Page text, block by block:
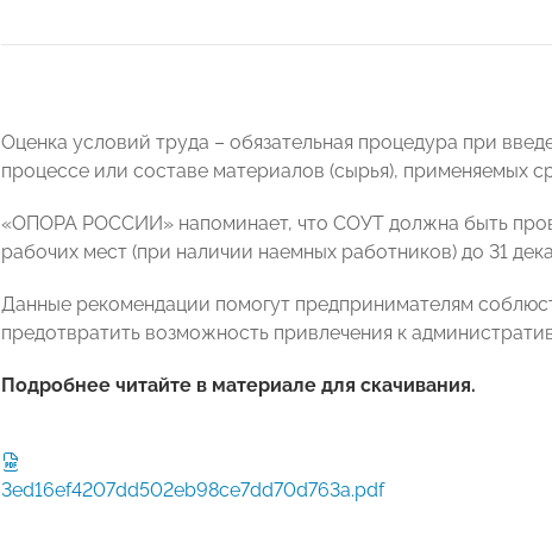
Оценка условий труда – обязательная процедура при
процессе или составе материалов (сырья), применяемых
«ОПОРА РОССИИ» напоминает, что СОУТ должна быть
рабочих мест (при наличии наемных работников) до 31
Данные рекомендации помогут предпринимателям
предотвратить возможность привлечения к
Подробнее читайте в материале для скачивания.
3ed16ef4207dd502eb98ce7dd70d763a.pdf